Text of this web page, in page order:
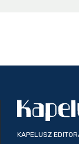
KAPELUSZ